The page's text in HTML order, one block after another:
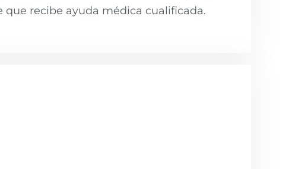
que recibe ayuda médica cualificada.